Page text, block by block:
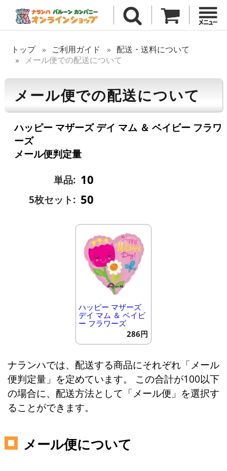
トップ ご利用ガイド
配送・送料について
メール便での配送について
メール便での配送について
ハッピー マザーズ デイ マム ＆ ベイビー フラワ
ーズ
メール便判定量
単品: 10
5枚セット: 50
ハッピー マザーズ
デイ マム ＆ ベイビ
ー フラワーズ
286円
ナランハでは、配送する商品にそれぞれ「メール
便判定量」を定めています。 この合計が100以下
の場合に、配送方法として「メール便」を選択す
ることができます。
メール便について